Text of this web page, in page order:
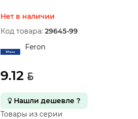
Нет в наличии
Код товара: 29645-99
Feron
9.12
Нашли дешевле ?
Товары из серии